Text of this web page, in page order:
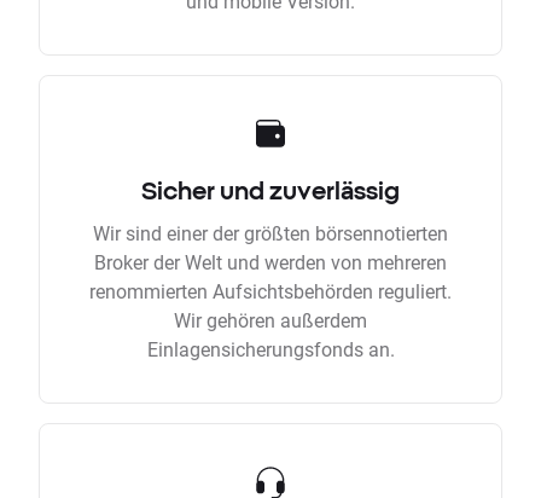
Sicher und zuverlässig
Wir sind einer der größten börsennotierten
Broker der Welt und werden von mehreren
renommierten Aufsichtsbehörden reguliert.
Wir gehören außerdem
Einlagensicherungsfonds an.